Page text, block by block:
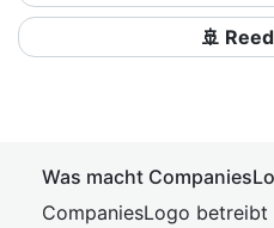
🚢
Was macht
CompaniesLogo